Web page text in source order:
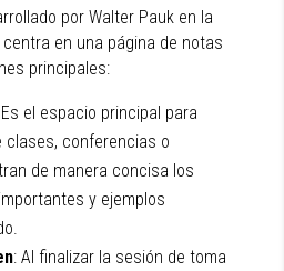
por Walter Pauk en la
en una página de notas
principales:
el espacio principal para
conferencias o
de manera concisa los
y ejemplos
: Al finalizar la sesión de toma